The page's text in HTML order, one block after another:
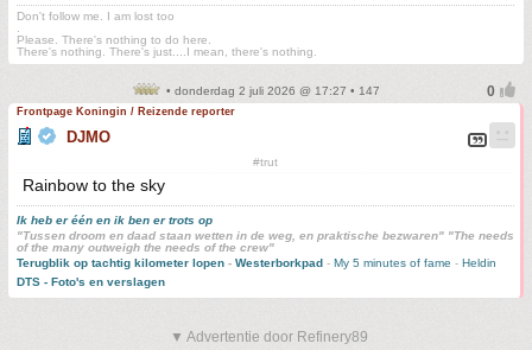
Don't follow me. I am lost too
Please. There's nothing to do here.
There's nothing. There's just....I mean, there's nothing.
• donderdag 2 juli 2026 @ 17:27 • 147
Frontpage Koningin / Reizende reporter
DJMO
#trut
Rainbow to the sky
Ik heb er één en ik ben er trots op
"Tussen droom en daad staan wetten in de weg, en praktische bezwaren" "The needs
of the many outweigh the needs of the crew"
Terugblik op tachtig kilometer lopen - Westerborkpad - My 5 minutes of fame - Heldin
DTS - Foto's en verslagen
▼ Advertentie door Refinery89